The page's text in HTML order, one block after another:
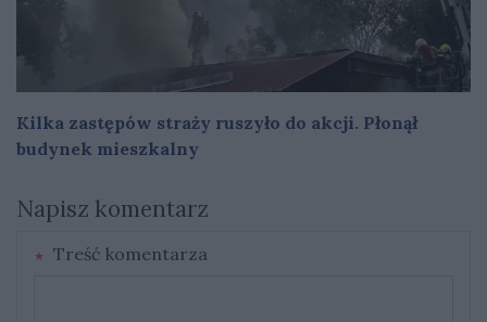
Kilka zastępów straży ruszyło do akcji. Płonął
budynek mieszkalny
Napisz komentarz
Treść komentarza